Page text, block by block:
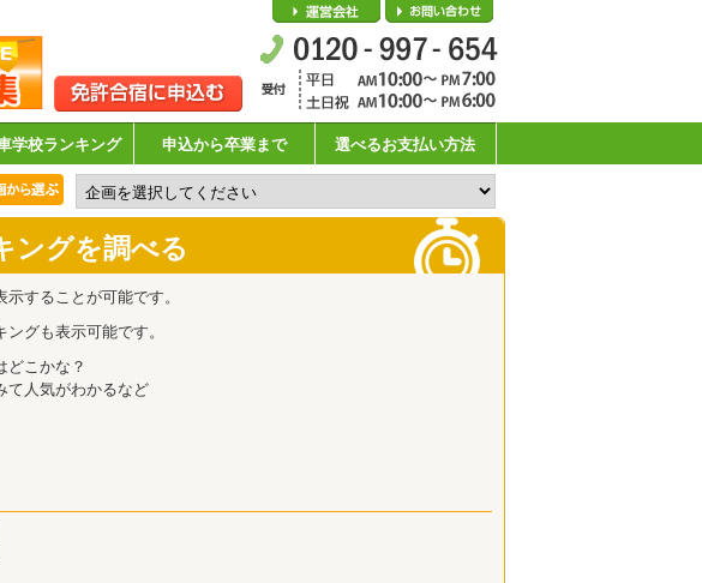
会社概要
学校ランキング 申込から卒業まで 選べるお支払い方法
ングを調べる
することが可能です。
グも表示可能です。
どこかな？
て人気がわかるなど